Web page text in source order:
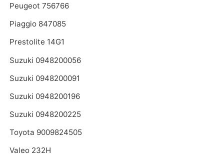
Peugeot 756766
Piaggio 847085
Prestolite 14G1
Suzuki 0948200056
Suzuki 0948200091
Suzuki 0948200196
Suzuki 0948200225
Toyota 9009824505
Valeo 232H